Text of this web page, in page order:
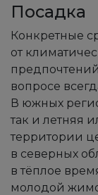
Посадка
Конкретные
от
вопросе
В южных
так и летняя
территории
в северных
в тёплое
молодой